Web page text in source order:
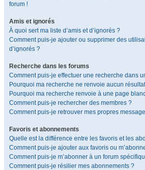
forum !
Amis et ignorés
À quoi sert ma liste d’amis et d’ignorés ?
Comment puis-je ajouter ou supprimer des
d’ignorés ?
Recherche dans les forums
Comment puis-je effectuer une recherche dans
Pourquoi ma recherche ne renvoie aucun
Pourquoi ma recherche renvoie à une page
Comment puis-je rechercher des membres ?
Comment puis-je retrouver mes propres
Favoris et abonnements
Quelle est la différence entre les favoris et les
Comment puis-je ajouter aux favoris ou
Comment puis-je m’abonner à un forum
Comment puis-je résilier mes abonnements ?